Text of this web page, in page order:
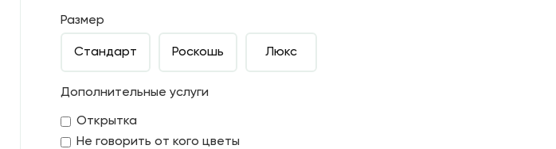
Размер
Стандарт Роскошь Люкс
Дополнительные услуги
Открытка
Не говорить от кого цветы